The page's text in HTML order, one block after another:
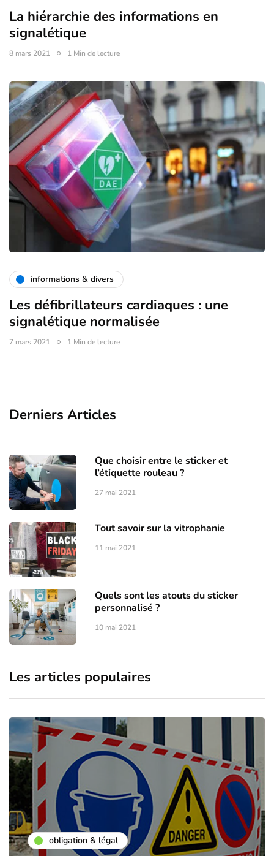
La hiérarchie des informations en
signalétique
8 mars 2021 1 Min de lecture
informations & divers
Les défibrillateurs cardiaques : une
signalétique normalisée
7 mars 2021 1 Min de lecture
Derniers Articles
Que choisir entre le sticker et
l’étiquette rouleau ?
27 mai 2021
Tout savoir sur la vitrophanie
11 mai 2021
Quels sont les atouts du sticker
personnalisé ?
10 mai 2021
Les articles populaires
obligation & légal